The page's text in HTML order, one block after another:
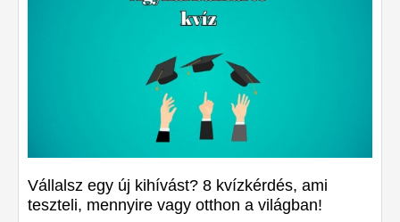
Vállalsz egy új kihívást? 8 kvízkérdés, ami
teszteli, mennyire vagy otthon a világban!